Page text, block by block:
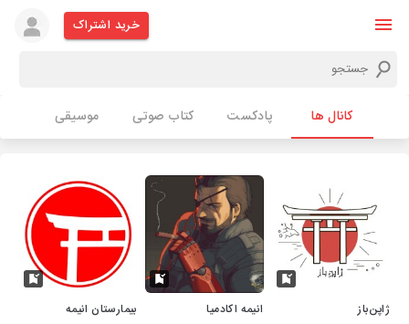
خرید اشتراک
کانال ها پادکست کتاب صوتی موسیقی
ژاپن‌باز انیمه اکادمیا بیمارستان انیمه